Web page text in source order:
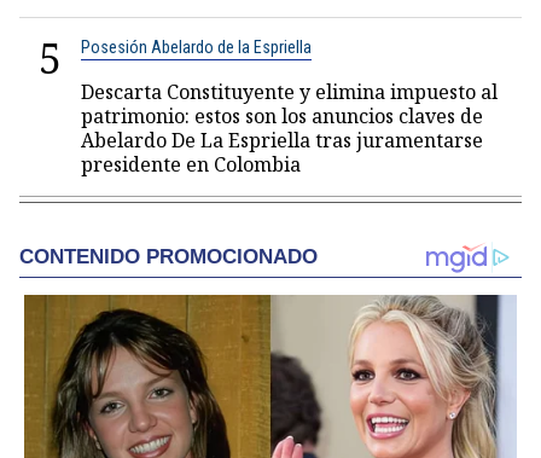
5 Posesión Abelardo de la Espriella
Descarta Constituyente y elimina impuesto al
patrimonio: estos son los anuncios claves de
Abelardo De La Espriella tras juramentarse
presidente en Colombia